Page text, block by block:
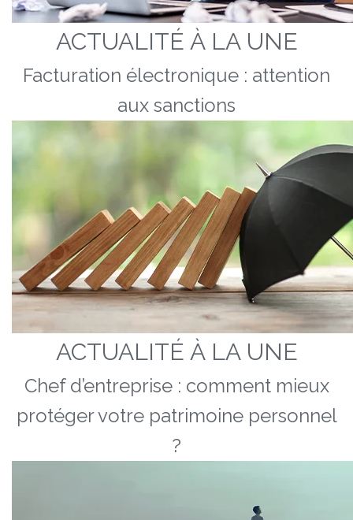
ACTUALITÉ À LA UNE
Facturation électronique : attention
aux sanctions
ACTUALITÉ À LA UNE
Chef d’entreprise : comment mieux
protéger votre patrimoine personnel
?